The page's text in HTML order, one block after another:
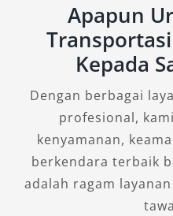
Varian ini membawa
lingkungan dengan
namun dalam pilihan
bukan premium color,
menawan dan cocok
kebutuhan bisnis
pelanggan yang
dan efisiensi, tipe ini
dalam layanan rental
Apapun
Kepada
Dengan berbagai
profesional,
kenyamanan,
berkendara terbaik
adalah ragam